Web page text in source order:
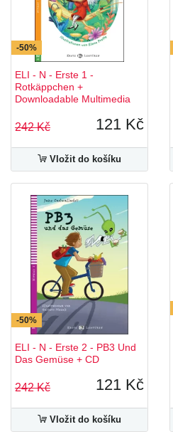
-50%
ELI - N - Erste 1 -
Rotkäppchen +
Downloadable Multimedia
242 Kč 121 Kč
Vložit do košíku
-50%
ELI - N - Erste 2 - PB3 Und
Das Gemüse + CD
242 Kč 121 Kč
Vložit do košíku